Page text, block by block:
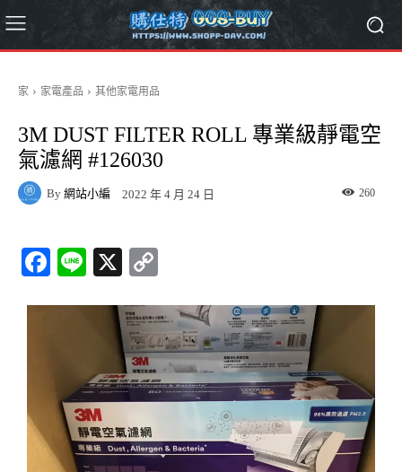
家 家電產品 其他家電用品
3M DUST FILTER ROLL 專業級靜電空
氣濾網 #126030
By 網站小編 2022 年 4 月 24 日 260
Fa
Li
X
y
Li
nk